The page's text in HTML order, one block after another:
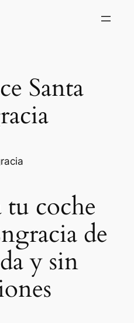
Santa
tu coche
de
y sin